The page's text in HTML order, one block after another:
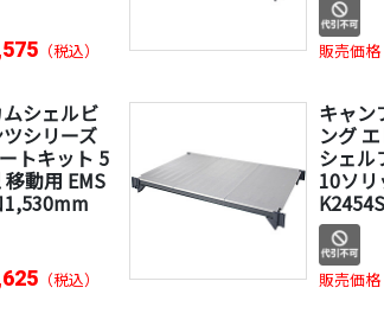
（税込） 販売価格
シェルビ
シリーズ
トキット 5
動用 EMS
1,530mm
（税込）
キャン
ング
シェル
10ソリ
販売価格